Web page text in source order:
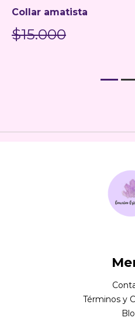
Collar amatista
$15.000
Términos y